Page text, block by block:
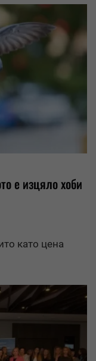
е изцяло хоби
като цена